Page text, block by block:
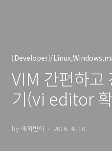
[Developer]/
VIM 간편하고
기(vi editor
by 해피빈이 2016. 4. 10.